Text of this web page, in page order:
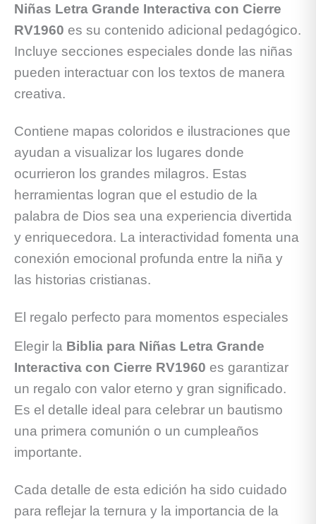
Niñas Letra Grande Interactiva con Cierre
RV1960 es su contenido adicional pedagógico.
Incluye secciones especiales donde las niñas
pueden interactuar con los textos de manera
creativa.
Contiene mapas coloridos e ilustraciones que
ayudan a visualizar los lugares donde
ocurrieron los grandes milagros. Estas
herramientas logran que el estudio de la
palabra de Dios sea una experiencia divertida
y enriquecedora. La interactividad fomenta una
conexión emocional profunda entre la niña y
las historias cristianas.
El regalo perfecto para momentos especiales
Elegir la Biblia para Niñas Letra Grande
Interactiva con Cierre RV1960 es garantizar
un regalo con valor eterno y gran significado.
Es el detalle ideal para celebrar un bautismo
una primera comunión o un cumpleaños
importante.
Cada detalle de esta edición ha sido cuidado
para reflejar la ternura y la importancia de la